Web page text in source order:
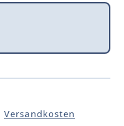
Versandkosten